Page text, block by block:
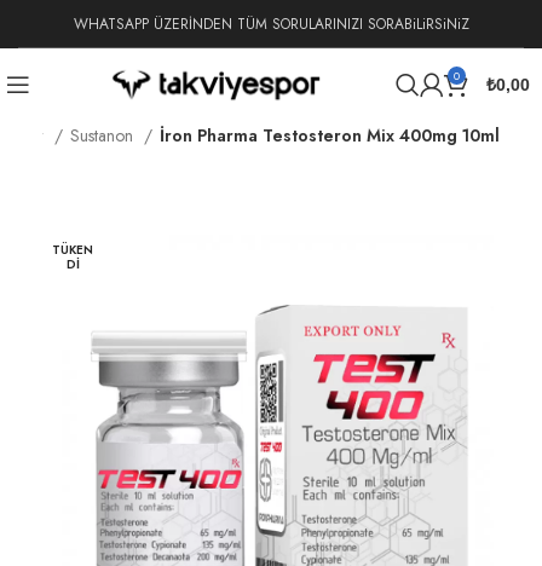
WHATSAPP ÜZERİNDEN TÜM SORULARINIZI SORABiLiRSiNiZ
0 ₺0,00
Sustanon İron Pharma Testosteron Mix 400mg 10ml
TÜKEN
DI